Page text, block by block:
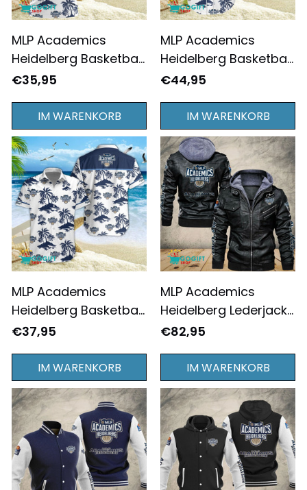
MLP Academics
Heidelberg Basketball
Bundesliga Teamlogo
Alltagsstil T-Shirt -
Komplett Bedruckt
€35,95
IM WARENKORB
MLP Academics
Heidelberg Basketball
Bundesliga Teamlogo
Baseball Trikot
€44,95
IM WARENKORB
MLP Academics
Heidelberg Basketball
Bundesliga Teamlogo
Hawaiihemd
€37,95
IM WARENKORB
MLP Academics
Heidelberg Lederjacke
mit Kapuze –
Großes Teamlogo
€82,95
IM WARENKORB